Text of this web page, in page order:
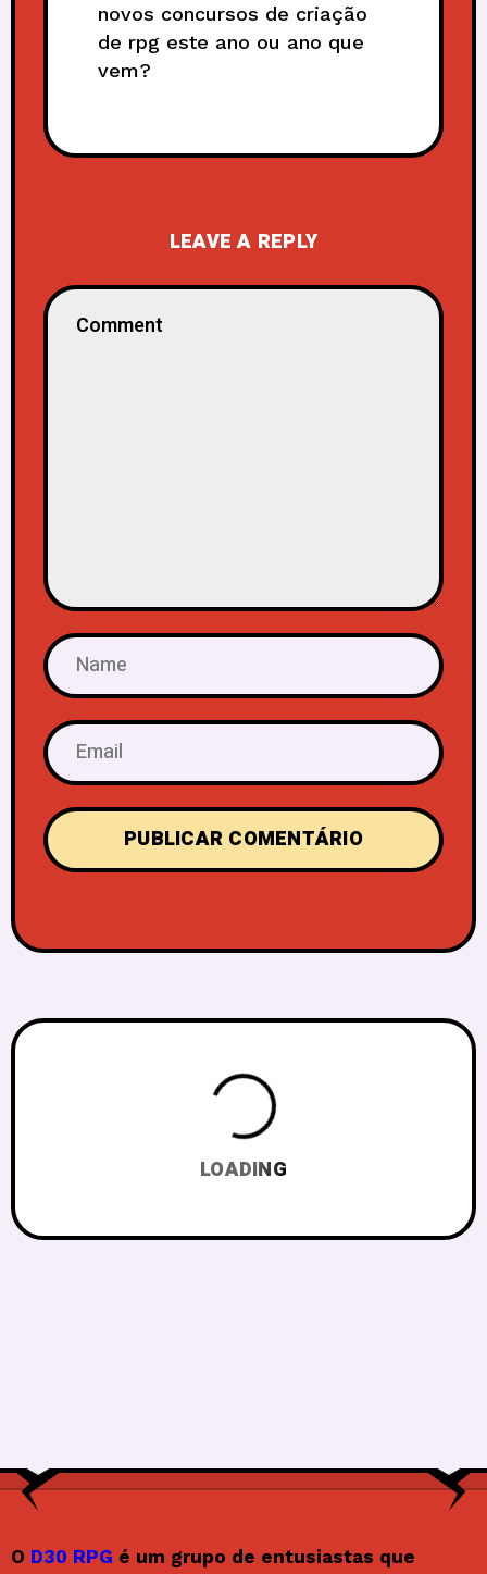
novos concursos de criação
de rpg este ano ou ano que
vem?
LEAVE A REPLY
LOADING
O D30 RPG é um grupo de entusiastas que